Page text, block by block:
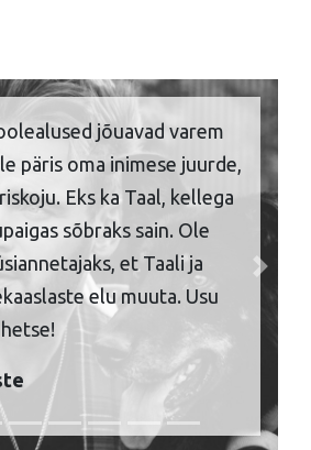
jõuavad varem
päris oma inimese juurde,
Eks ka Taal, kellega
sõbraks sain. Ole
et Taali ja
elu muuta. Usu
Next